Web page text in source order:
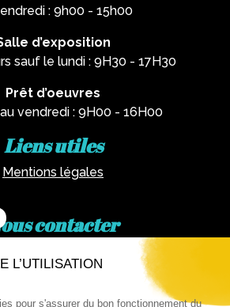
: 9h00 - 15h00
d’exposition
sauf le lundi : 9H30 - 17H30
Prêt d’oeuvres
vendredi : 9H00 - 16H00
Liens utiles
Mentions légales
contacter
02 62 81 77 60
: artotheque@cg974.fr